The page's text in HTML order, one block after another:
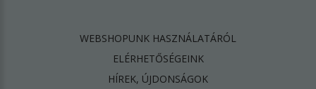
WEBSHOPUNK HASZNÁLATÁRÓL
ELÉRHETŐSÉGEINK
HÍREK, ÚJDONSÁGOK